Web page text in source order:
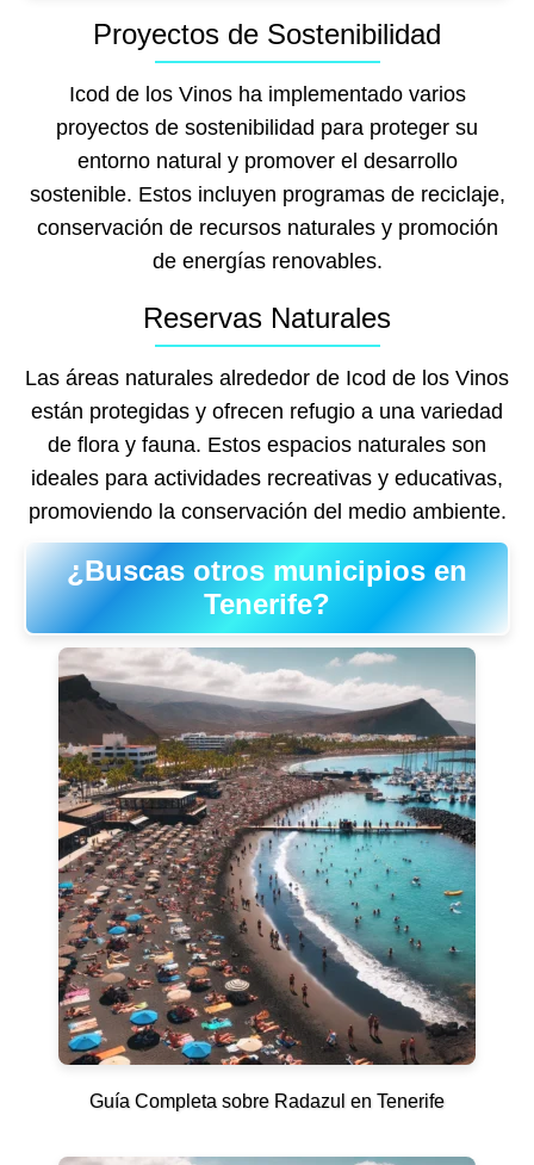
Proyectos de Sostenibilidad
Icod de los Vinos ha implementado varios
proyectos de sostenibilidad para proteger su
entorno natural y promover el desarrollo
sostenible. Estos incluyen programas de reciclaje,
conservación de recursos naturales y promoción
de energías renovables.
Reservas Naturales
Las áreas naturales alrededor de Icod de los Vinos
están protegidas y ofrecen refugio a una variedad
de flora y fauna. Estos espacios naturales son
ideales para actividades recreativas y educativas,
promoviendo la conservación del medio ambiente.
¿Buscas otros municipios en
Tenerife?
Guía Completa sobre Radazul en Tenerife